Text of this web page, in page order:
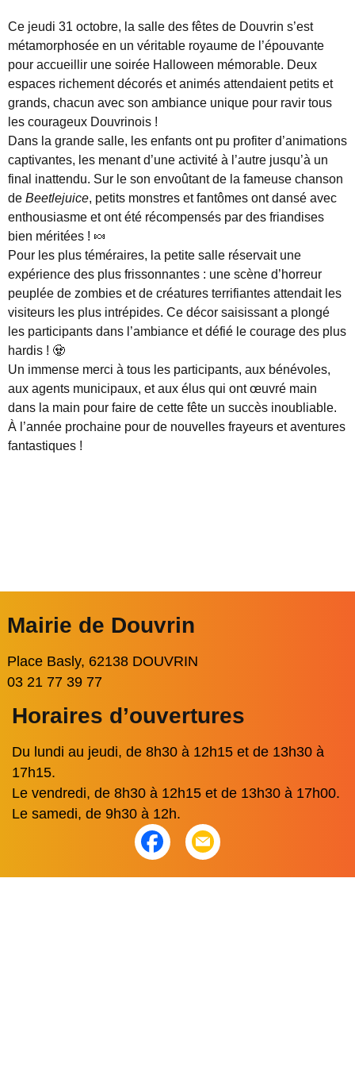
Ce jeudi 31 octobre, la salle des fêtes de Douvrin s’est
métamorphosée en un véritable royaume de l’épouvante
pour accueillir une soirée Halloween mémorable. Deux
espaces richement décorés et animés attendaient petits et
grands, chacun avec son ambiance unique pour ravir tous
les courageux Douvrinois !
Dans la grande salle, les enfants ont pu profiter d’animations
captivantes, les menant d’une activité à l’autre jusqu’à un
final inattendu. Sur le son envoûtant de la fameuse chanson
de Beetlejuice, petits monstres et fantômes ont dansé avec
enthousiasme et ont été récompensés par des friandises
bien méritées ! 🍬
Pour les plus téméraires, la petite salle réservait une
expérience des plus frissonnantes : une scène d’horreur
peuplée de zombies et de créatures terrifiantes attendait les
visiteurs les plus intrépides. Ce décor saisissant a plongé
les participants dans l’ambiance et défié le courage des plus
hardis ! 🧟
Un immense merci à tous les participants, aux bénévoles,
aux agents municipaux, et aux élus qui ont œuvré main
dans la main pour faire de cette fête un succès inoubliable.
À l’année prochaine pour de nouvelles frayeurs et aventures
fantastiques !
Mairie de Douvrin
Place Basly, 62138 DOUVRIN
03 21 77 39 77
Horaires d’ouvertures
Du lundi au jeudi, de 8h30 à 12h15 et de 13h30 à
17h15.
Le vendredi, de 8h30 à 12h15 et de 13h30 à 17h00.
Le samedi, de 9h30 à 12h.